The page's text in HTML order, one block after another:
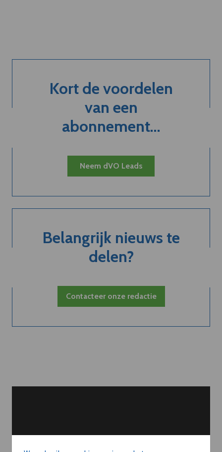
Kort de voordelen
van een
abonnement...
Neem dVO Leads
Belangrijk nieuws te
delen?
Contacteer onze redactie